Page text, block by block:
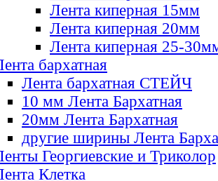
Лента киперная 15мм
Лента киперная 20мм
Лента киперная 25-
бархатная
Лента бархатная СТЕЙЧ
10 мм Лента Бархатная
20мм Лента Бархатная
другие ширины Лента
Георгиевские и Триколор
Клетка